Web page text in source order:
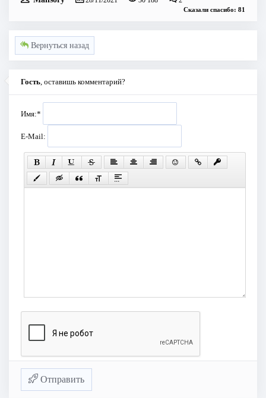
Сказали спасибо: 81
Вернуться назад
Гость , оставишь комментарий?
Имя:*
E-Mail:
Отправить